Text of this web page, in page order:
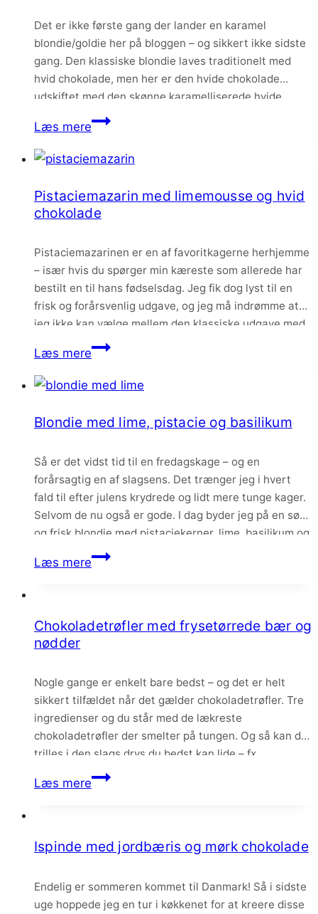
Det er ikke første gang der lander en karamel
blondie/goldie her på bloggen – og sikkert ikke sidste
gang. Den klassiske blondie laves traditionelt med
hvid chokolade, men her er den hvide chokolade
udskiftet med den skønne karamelliserede hvide
chokolade Amber fra Summerbird. Det giver den mest
fantastiske karamelliserede smag til den klassiske
blondie –…
Læs mereKaramel
med
og
pistacie
Pistaciemazarin med limemousse og hvid
chokolade
Pistaciemazarinen er en af favoritkagerne herhjemme
– især hvis du spørger min kæreste som allerede har
bestilt en til hans fødselsdag. Jeg fik dog lyst til en
frisk og forårsvenlig udgave, og jeg må indrømme at
jeg ikke kan vælge mellem den klassiske udgave med
chokoladeganache og denne forårsfine og syrlige
udgave med limemousse og…
Læs merePistaciemazarin
limemousse
hvid
Blondie med lime, pistacie og basilikum
Så er det vidst tid til en fredagskage – og en
forårsagtig en af slagsens. Det trænger jeg i hvert
fald til efter julens krydrede og lidt mere tunge kager.
Selvom de nu også er gode. I dag byder jeg på en sød
og frisk blondie med pistaciekerner, lime, basilikum og
limemousse på toppen. Kagen…
Læs mereBlondie
og
Chokoladetrøfler med frysetørrede bær og
nødder
Nogle gange er enkelt bare bedst – og det er helt
sikkert tilfældet når det gælder chokoladetrøfler. Tre
ingredienser og du står med de lækreste
chokoladetrøfler der smelter på tungen. Og så kan de
trilles i den slags drys du bedst kan lide – fx
frysetørrede bær, grønne pistacienødder og en salt
mandelkrokant. Jo flere…
Læs mereChokoladetrøfler
og
Ispinde med jordbæris og mørk chokolade
Endelig er sommeren kommet til Danmark! Så i sidste
uge hoppede jeg en tur i køkkenet for at kreere disse